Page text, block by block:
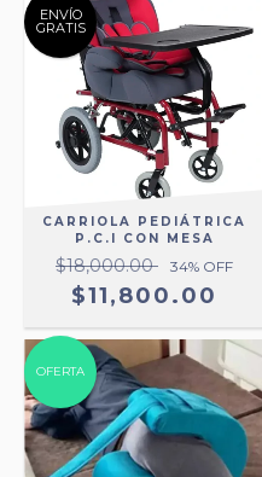
ENVÍO
GRATIS
CARRIOLA PEDIÁTRICA
P.C.I CON MESA
$18,000.00 34% OFF
$11,800.00
OFERTA